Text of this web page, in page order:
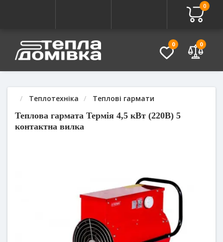
0
0 0
Теплотехніка Теплові гармати
Теплова гармата Термія 4,5 кВт (220В) 5
контактна вилка
Питання - Відповідь